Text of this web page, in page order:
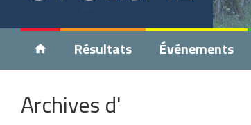
Résultats Événements
Archives d'